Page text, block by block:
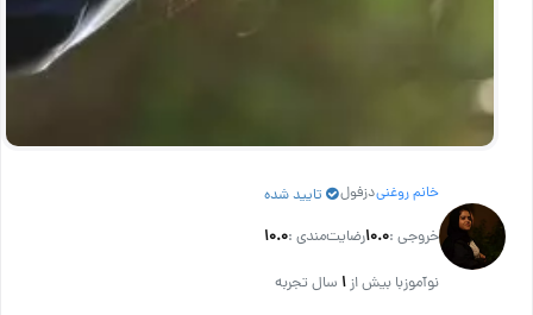
خانم روغنیدزفول تایید شده
خروجی :۱۰.۰رضایت‌مندی :۱۰.۰
نوآموزبا بیش از۱ سال تجربه